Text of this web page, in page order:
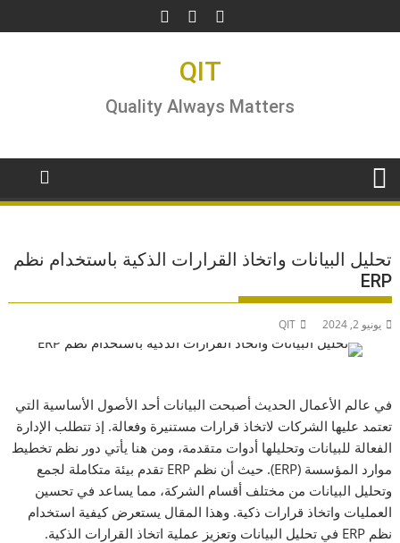
to
QIT
Quality Always Matters
تحليل البيانات واتخاذ القرارات الذكية باستخدام نظم
ERP
يونيو 2, 2024 QIT
في عالم الأعمال الحديث أصبحت البيانات أحد الأصول الأساسية التي
تعتمد عليها الشركات لاتخاذ قرارات مستنيرة وفعالة. إذ تتطلب الإدارة
الفعالة للبيانات وتحليلها أدوات متقدمة، ومن هنا يأتي دور نظم تخطيط
موارد المؤسسة (ERP). حيث أن نظم ERP تقدم بيئة متكاملة لجمع
وتحليل البيانات من مختلف أقسام الشركة، مما يساعد في تحسين
العمليات واتخاذ قرارات ذكية. وهذا المقال يستعرض كيفية استخدام
نظم ERP في تحليل البيانات وتعزيز عملية اتخاذ القرارات الذكية.